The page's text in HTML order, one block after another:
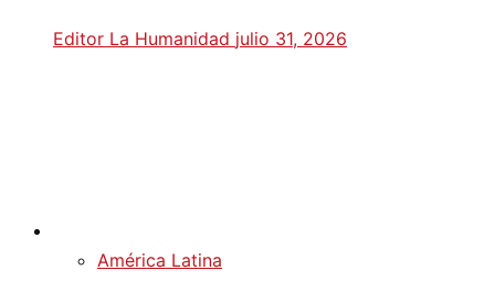
Editor La Humanidad julio 31, 2026
América Latina